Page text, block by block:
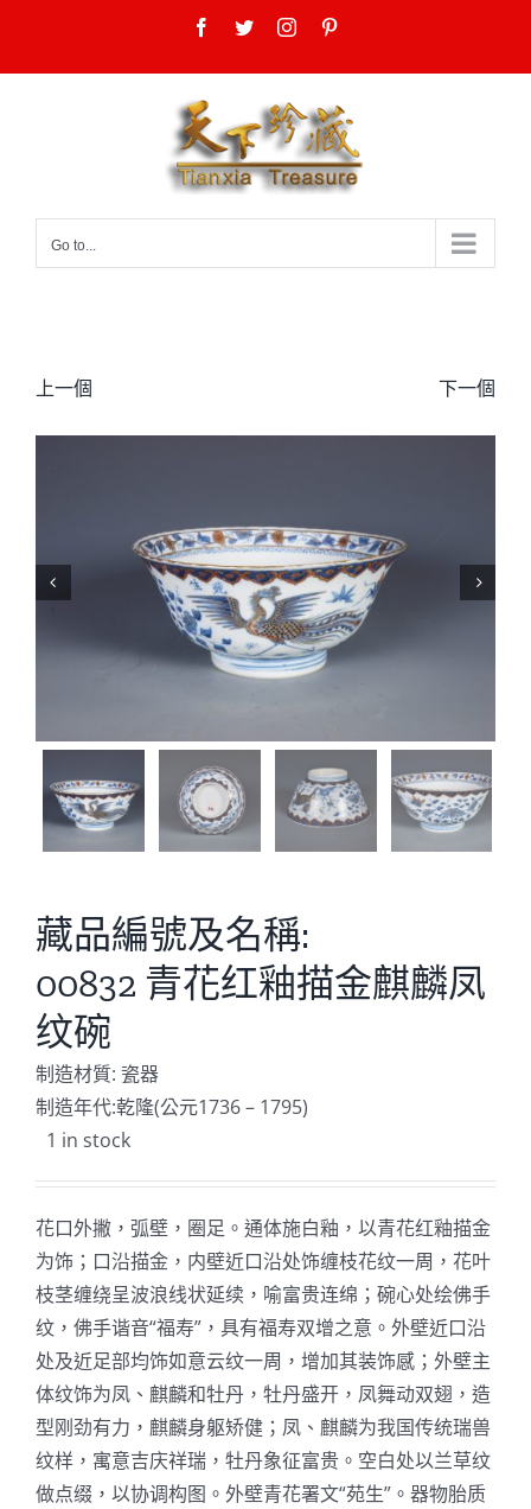
content
Facebook
TwitterInstagram
Go to...
上一個 下一個
 
藏品編號及名稱:
00832 青花红釉描金麒麟凤
纹碗
制造材質: 瓷器
制造年代:乾隆(公元1736 – 1795)
1 in stock
花口外撇，弧壁，圈足。通体施白釉，以青花红釉描金
为饰；口沿描金，内壁近口沿处饰缠枝花纹一周，花叶
枝茎缠绕呈波浪线状延续，喻富贵连绵；碗心处绘佛手
纹，佛手谐音“福寿”，具有福寿双增之意。外壁近口沿
处及近足部均饰如意云纹一周，增加其装饰感；外壁主
体纹饰为凤、麒麟和牡丹，牡丹盛开，凤舞动双翅，造
型刚劲有力，麒麟身躯矫健；凤、麒麟为我国传统瑞兽
纹样，寓意吉庆祥瑞，牡丹象征富贵。空白处以兰草纹
做点缀，以协调构图。外壁青花署文“苑生”。器物胎质